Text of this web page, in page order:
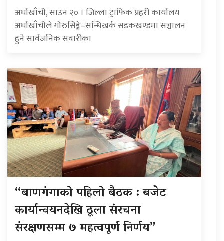
अर्घाखाँची, साउन २० । जिल्ला ट्राफिक प्रहरी कार्यालय
अर्घाखाँचीले गोरुसिङ्गे–सन्धिखर्क सडकखण्डमा सञ्चालन
हुने सार्वजनिक सवारीका
“बाणगंगाको पहिलो बैठक : बजेट
कार्यान्वयनदेखि ठूला संरचना
संरक्षणसम्म ७ महत्वपूर्ण निर्णय”